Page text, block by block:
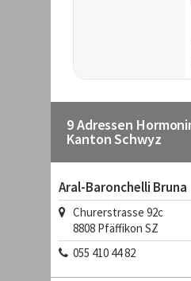
9 Adressen
Kanton Schwyz
Aral-Baronchelli Bruna
Churerstrasse 92c
8808 Pfäffikon SZ
055 410 44 82